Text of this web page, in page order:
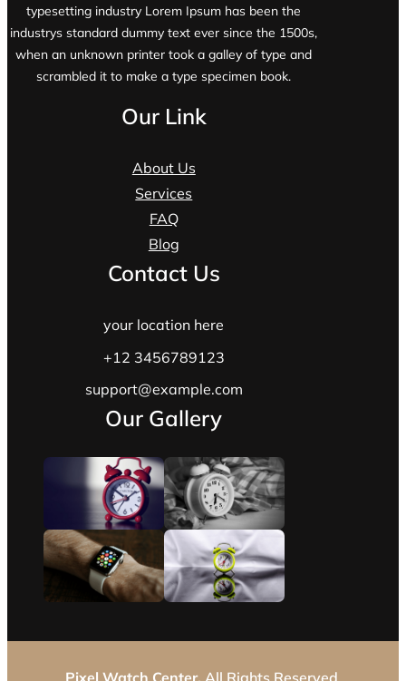
typesetting industry Lorem Ipsum has been the
industrys standard dummy text ever since the 1500s,
when an unknown printer took a galley of type and
scrambled it to make a type specimen book.
Our Link
About Us
Services
FAQ
Blog
Contact Us
your location here
+12 3456789123
support@example.com
Our Gallery